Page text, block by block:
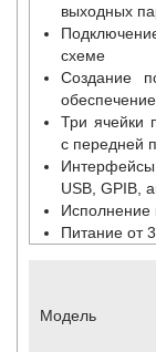
выходных
схеме
Создание
Три ячейки
с передней
USB, GPIB,
Исполнение
Питание от
Модель